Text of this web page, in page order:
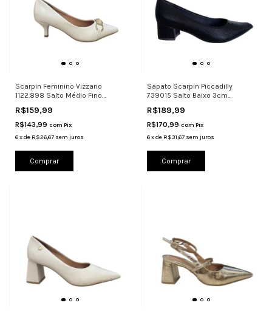
Scarpin Feminino Vizzano
1122.898 Salto Médio Fino
R$159,99
R$143,99 com Pix
6xde R$26,67 sem juros
Comprar
Sapato Scarpin Piccadilly
739015 Salto Baixo 3cm
R$189,99
R$170,99 com Pix
6 xde R$31,67 sem juros
Comprar